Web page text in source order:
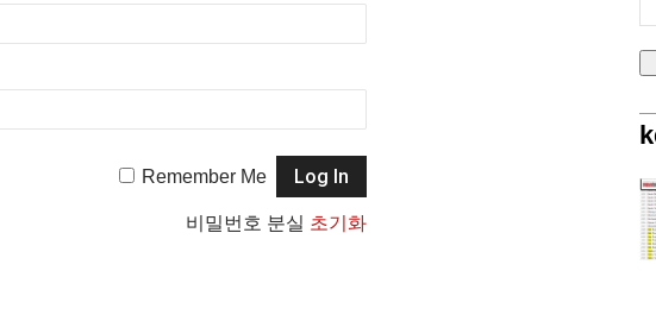
Remember Me
비밀번호 분실 초기화